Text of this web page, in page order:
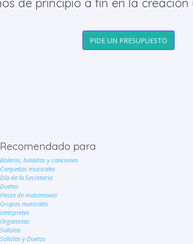
de principio a fin en la
PIDE UN PRESUPUESTO
Recomendado para
Boleros, baladas y canciones
Conjuntos musicales
Día de la Secretaria
Duetos
Fiesta de matrimonio
Grupos musicales
Intérpretes
Organistas
Solistas
Solistas y Duetos